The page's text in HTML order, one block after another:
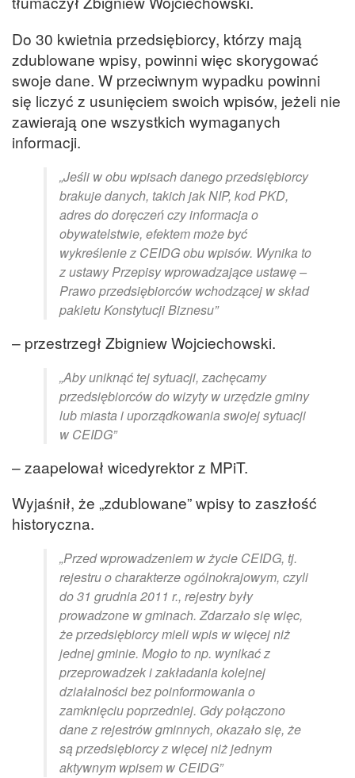
Do 30 kwietnia przedsiębiorcy, którzy mają
zdublowane wpisy, powinni więc skorygować
swoje dane. W przeciwnym wypadku powinni
się liczyć z usunięciem swoich wpisów, jeżeli nie
zawierają one wszystkich wymaganych
informacji.
„Jeśli w obu wpisach danego przedsiębiorcy
brakuje danych, takich jak NIP, kod PKD,
adres do doręczeń czy informacja o
obywatelstwie, efektem może być
wykreślenie z CEIDG obu wpisów. Wynika to
z ustawy Przepisy wprowadzające ustawę –
Prawo przedsiębiorców wchodzącej w skład
pakietu Konstytucji Biznesu”
– przestrzegł Zbigniew Wojciechowski.
„Aby uniknąć tej sytuacji, zachęcamy
przedsiębiorców do wizyty w urzędzie gminy
lub miasta i uporządkowania swojej sytuacji
w CEIDG”
– zaapelował wicedyrektor z MPiT.
Wyjaśnił, że „zdublowane” wpisy to zaszłość
historyczna.
„Przed wprowadzeniem w życie CEIDG, tj.
rejestru o charakterze ogólnokrajowym, czyli
do 31 grudnia 2011 r., rejestry były
prowadzone w gminach. Zdarzało się więc,
że przedsiębiorcy mieli wpis w więcej niż
jednej gminie. Mogło to np. wynikać z
przeprowadzek i zakładania kolejnej
działalności bez poinformowania o
zamknięciu poprzedniej. Gdy połączono
dane z rejestrów gminnych, okazało się, że
są przedsiębiorcy z więcej niż jednym
aktywnym wpisem w CEIDG”